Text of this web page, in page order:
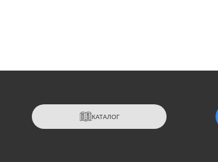
КАТАЛОГ